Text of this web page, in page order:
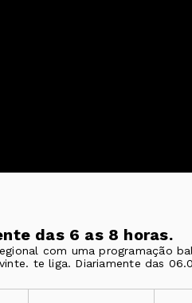
das 6 as 8 horas.
com uma programação
te liga. Diariamente das